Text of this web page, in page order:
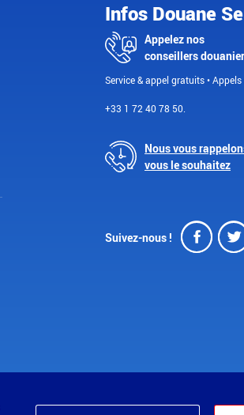
Infos Douane
Appelez nos
conseillers
Service & appel gratuits •
+33 1 72 40 78 50.
Nous vous
vous le souhaitez
Suivez-nous !